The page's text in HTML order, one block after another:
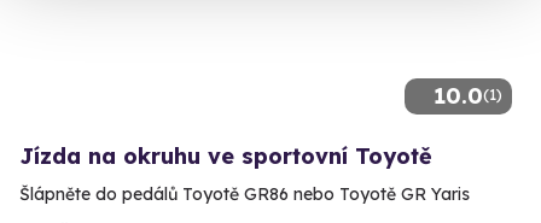
10.0(1)
Jízda na okruhu ve sportovní Toyotě
Šlápněte do pedálů Toyotě GR86 nebo Toyotě GR Yaris